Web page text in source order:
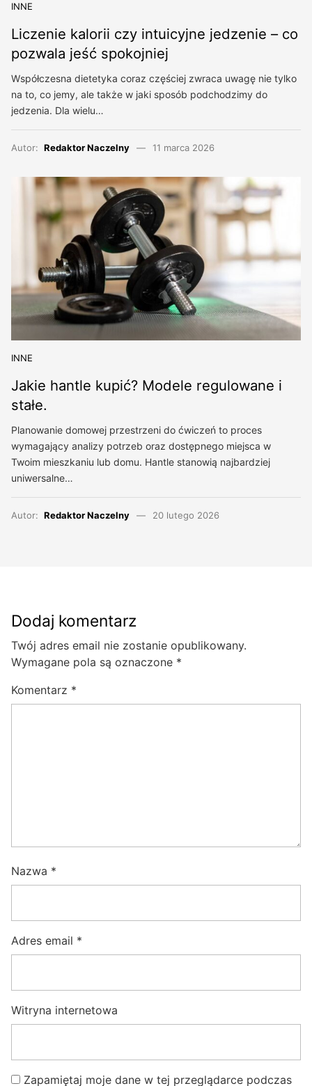
INNE
Liczenie kalorii czy intuicyjne jedzenie – co
pozwala jeść spokojniej
Współczesna dietetyka coraz częściej zwraca uwagę nie tylko
na to, co jemy, ale także w jaki sposób podchodzimy do
jedzenia. Dla wielu…
Autor: Redaktor Naczelny 11 marca 2026
INNE
Jakie hantle kupić? Modele regulowane i
stałe.
Planowanie domowej przestrzeni do ćwiczeń to proces
wymagający analizy potrzeb oraz dostępnego miejsca w
Twoim mieszkaniu lub domu. Hantle stanowią najbardziej
uniwersalne…
Autor: Redaktor Naczelny 20 lutego 2026
Dodaj komentarz
Twój adres email nie zostanie opublikowany.
Wymagane pola są oznaczone *
Komentarz *
Nazwa *
Adres email *
Witryna internetowa
Zapamiętaj moje dane w tej przeglądarce podczas